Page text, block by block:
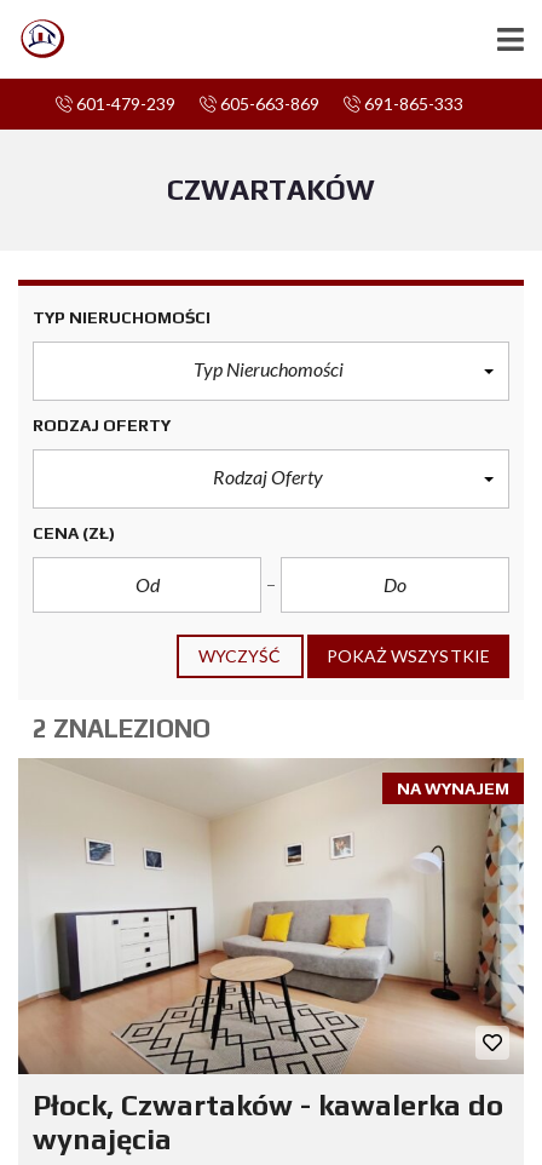
601-479-239 605-663-869 691-865-333
CZWARTAKÓW
TYP NIERUCHOMOŚCI
Typ Nieruchomości
RODZAJ OFERTY
Rodzaj Oferty
CENA (ZŁ)
WYCZYŚĆ POKAŻ WSZYSTKIE
2 ZNALEZIONO
NA WYNAJEM
Płock, Czwartaków - kawalerka do
wynajęcia